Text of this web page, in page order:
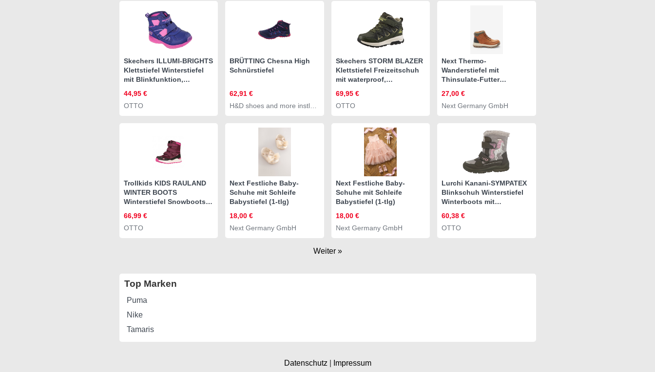
Skechers ILLUMI-BRIGHTS
Klettstiefel Winterstiefel
mit Blinkfunktion,
Download
44,95 €
OTTO
BRÜTTING Chesna High
Schnürstiefel
62,91 €
H&D shoes and more instlyle
Skechers STORM BLAZER
Klettstiefel Freizeitschuh
mit waterproof,
Download
69,95 €
OTTO
Next Thermo-
Wanderstiefel mit
Thinsulate-Futter
27,00 €
Next Germany GmbH
Trollkids KIDS RAULAND
WINTER BOOTS
Winterstiefel Snowboots,
Winterschuhe, für Kinder,
wasserdicht
66,99 €
OTTO
Next Festliche Baby-
Schuhe mit Schleife
Babystiefel (1-tlg)
18,00 €
Next Germany GmbH
Next Festliche Baby-
Schuhe mit Schleife
Babystiefel (1-tlg)
18,00 €
Next Germany GmbH
Lurchi Kanani-SYMPATEX
Blinkschuh Winterstiefel
Winterboots mit
Größenschablone zum
Download
60,38 €
OTTO
Weiter »
Top Marken
Puma
Nike
Tamaris
Datenschutz Impressum